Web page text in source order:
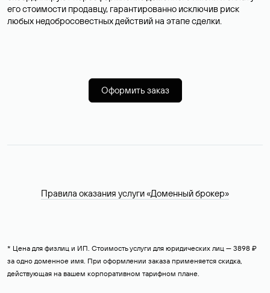
его стоимости продавцу, гарантированно исключив риск
любых недобросовестных действий на этапе сделки.
Оформить заказ
Правила оказания услуги «Доменный брокер»
* Цена для физлиц и ИП. Стоимость услуги для юридических лиц — 3898 ₽
за одно доменное имя. При оформлении заказа применяется скидка,
действующая на вашем корпоративном тарифном плане.